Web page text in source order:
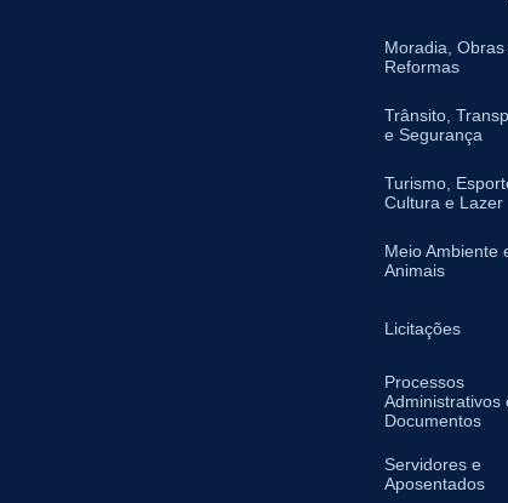
Moradia, Obras
Reformas
Trânsito,
e Segurança
Turismo,
Cultura e Lazer
Meio Ambiente
Animais
Licitações
Processos
Administrativos
Documentos
Servidores e
Aposentados